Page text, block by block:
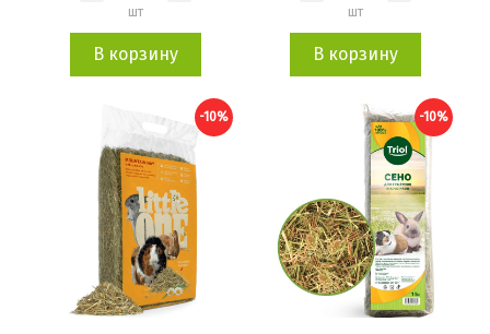
шт
В корзину
шт
В корзину
-10% -10%